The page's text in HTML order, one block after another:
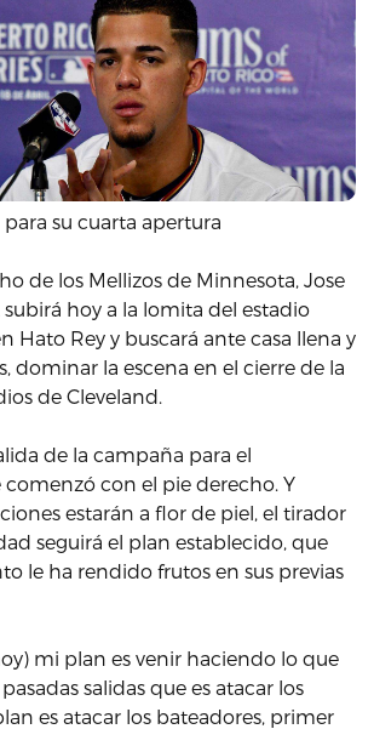
su cuarta apertura
de los Mellizos de Minnesota, Jose
hoy a la lomita del estadio
Hato Rey y buscará ante casa llena y
dominar la escena en el cierre de la
de Cleveland.
de la campaña para el
con el pie derecho. Y
estarán a flor de piel, el tirador
seguirá el plan establecido, que
le ha rendido frutos en sus previas
mi plan es venir haciendo lo que
salidas que es atacar los
es atacar los bateadores, primer